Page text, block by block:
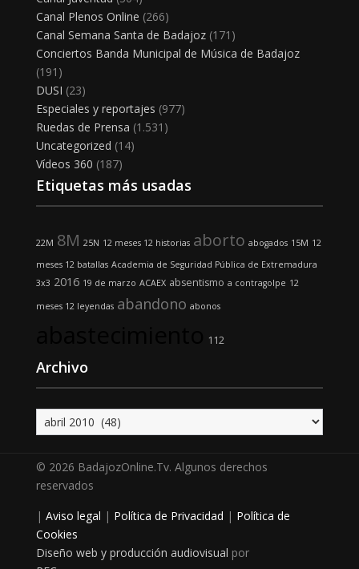
Canal Plenos Online (266)
Canal Semana Santa de Badajoz(171)
Conciertos Banda Municipal de Música de Badajoz
(191)
DUSI (23)
Especiales y reportajes (977)
Ruedas de Prensa (1.531)
Uncategorized (14)
Vídeos 360 (187)
Etiquetas más usadas
22M 8M 25N 12 meses 12 historias aborto abogados 15M 12
meses 12 batallas Academia de Seguridad Pública de Extremadura
3x3 2016 19 de marzo ACAEX absentismo a contragolpe 12
meses 12 leyendas abandono abonos
112
Archivo
Archivo
© 2026 BadajozOnline.Tv. Algunos derechos
reservados
| Aviso legal | Política de Privacidad | Política de
Cookies
Diseño web y producción audiovisual por